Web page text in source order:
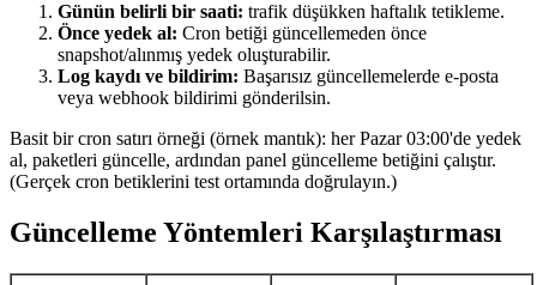
Günün belirli bir saati: trafik düşükken haftalık tetikleme.
Önce yedek al: Cron betiği güncellemeden önce
snapshot/alınmış yedek oluşturabilir.
Log kaydı ve bildirim: Başarısız güncellemelerde e-posta
veya webhook bildirimi gönderilsin.
Basit bir cron satırı örneği (örnek mantık): her Pazar 03:00'de yedek
al, paketleri güncelle, ardından panel güncelleme betiğini çalıştır.
(Gerçek cron betiklerini test ortamında doğrulayın.)
Güncelleme Yöntemleri Karşılaştırması